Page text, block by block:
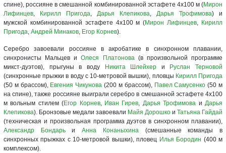
спине), россияне в смешанной комбинированной эстафете 4x100 м (Мирон
Лифинцев, Кирилл Пригода, Дарья Клепикова, Дарья Трофимова) и
мужской комбинированной эстафете 4x100 м (Мирон Лифинцев, Кирилл
Пригода, Андрей Минаков, Егор Корнев).
Серебро завоевали россияне в акробатике в синхронном плавании,
синхронисты Мальцев иОлеся Платонова(в произвольной программе
микст-дуэтов), прыгуны в воду
Никита Шлейхер и
Руслан Терновой
(синхронные прыжки в воду с 10-метровой вышки), пловцы Кирилл Пригода
(50 м брассом), Евгения Чикунова (200 м брассом), Павел Самусенко (50 м
на спине), также россияне выиграли серебро в смешанной эстафете 4x100
м вольным стилем (Егор Корнев, Иван Гирев, Дарья Трофимова иДарья
Клепикова). Бронзовые медали завоевали Майя Дорошко и Татьяна Гайдай
(техническая и произвольная программа дуэтов в синхронном плавании),
Александр БондарьиАнна Конаныхина(смешанные команды в
синхронных прыжках с 10-метровой вышки), пловец Илья Бородин (400 м
комплексом).